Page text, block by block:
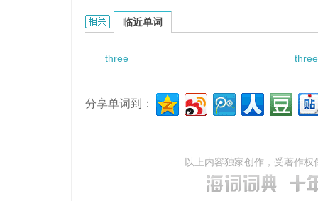
Three dimensional electrodes clectrochemical
临近单词
three
分享单词到：
以上内容独家创作，受著作权